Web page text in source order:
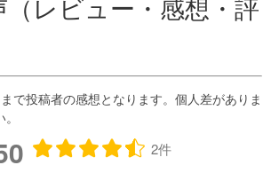
レビュー・感想・評
2件